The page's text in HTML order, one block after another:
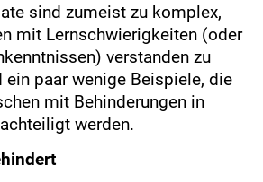
sind zumeist zu komplex,
mit Lernschwierigkeiten (oder
verstanden zu
ein paar wenige Beispiele, die
mit Behinderungen in
werden.